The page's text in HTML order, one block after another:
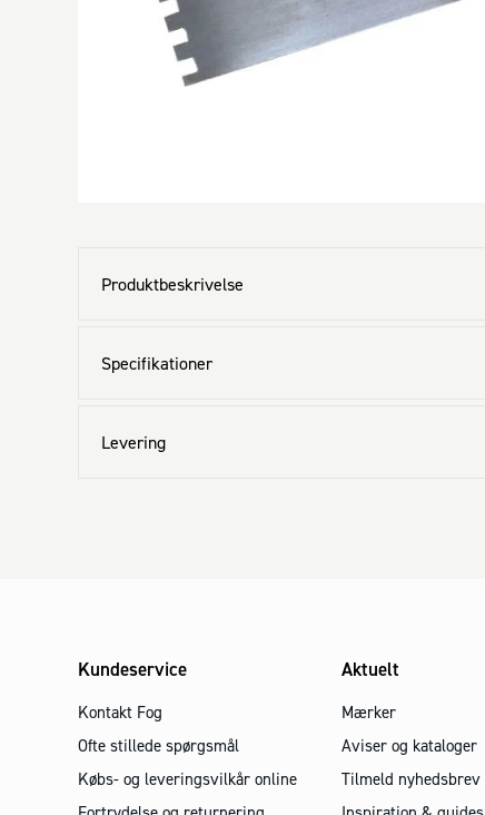
Produktbeskrivelse
Specifikationer
Levering
Kundeservice
Kontakt Fog
Ofte stillede spørgsmål
Købs- og leveringsvilkår online
Aktuelt
Mærker
Aviser og kataloger
Tilmeld nyhedsbrev